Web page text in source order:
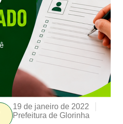
19 de janeiro de 2022
Prefeitura de Glorinha